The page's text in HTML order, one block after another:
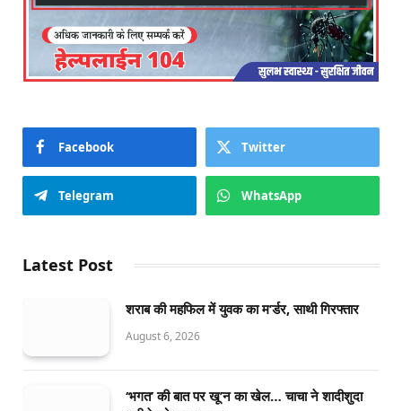
Facebook Twitter
Telegram WhatsApp
Latest Post
शराब की महफिल में युवक का म’र्डर, साथी गिरफ्तार
August 6, 2026
‘भगत’ की बात पर खू’न का खेल… चाचा ने शादीशुदा